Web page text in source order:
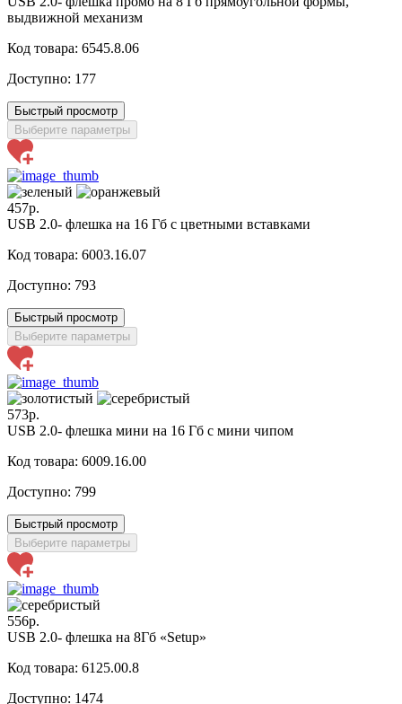
выдвижной механизм
Код товара: 6545.8.06
Доступно: 177
Быстрый просмотр
Выберите параметры
457р.
USB 2.0- флешка на 16 Гб с цветными вставками
Код товара: 6003.16.07
Доступно: 793
Быстрый просмотр
Выберите параметры
573р.
USB 2.0- флешка мини на 16 Гб с мини чипом
Код товара: 6009.16.00
Доступно: 799
Быстрый просмотр
Выберите параметры
556р.
USB 2.0- флешка на 8Гб «Setup»
Код товара: 6125.00.8
Доступно: 1474